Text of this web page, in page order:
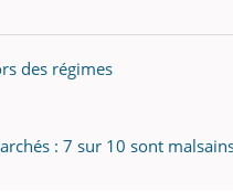
des régimes
: 7 sur 10 sont